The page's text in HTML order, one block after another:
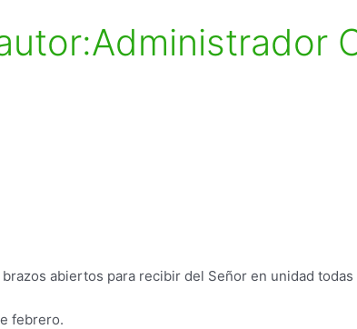
abiertos para recibir del Señor en unidad
febrero.